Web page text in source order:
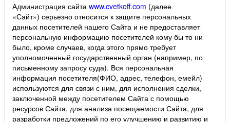
Администрация сайта www.cvetkoff.com (далее
«Сайт») серьезно относится к защите персональных
данных посетителей нашего Сайта и не предоставляет
персональную информацию посетителей кому бы то ни
было, кроме случаев, когда этого прямо требует
уполномоченный государственный орган (например, по
письменному запросу суда). Вся персональная
информация посетителя(ФИО, адрес, телефон, емейл)
используются для связи с ним, для исполнения сделки,
заключенной между посетителем Сайта с помощью
ресурсов Сайта, для анализа посещаемости Сайта, для
разработки предложений по его улучшению и развитию и